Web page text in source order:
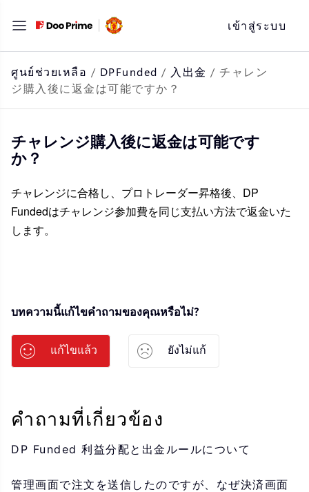
ไป
ที่
เนื้อหา
เข้าสู่ระบบ
ศูนย์ช่วยเหลือ / DPFunded / 入出金 / チャレン
ジ購入後に返金は可能ですか？
チャレンジ購入後に返金は可能です
か？
チャレンジに合格し、プロトレーダー昇格後、DP
Fundedはチャレンジ参加費を同じ支払い方法で返金いた
します。
บทความนี้แก้ไขคำถามของคุณหรือไม่?
แก้ไขแล้ว ยังไม่แก้
คำถามที่เกี่ยวข้อง
DP Funded 利益分配と出金ルールについて
管理画面で注文を送信したのですが、なぜ決済画面